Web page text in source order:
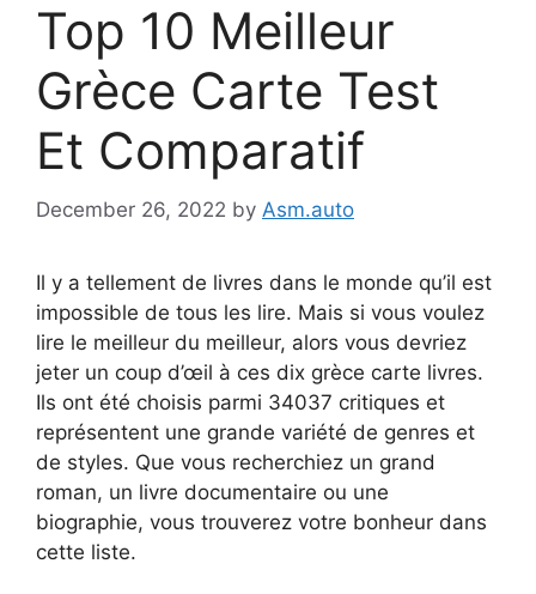
Top 10 Meilleur
Grèce Carte Test
Et Comparatif
December 26, 2022 by Asm.auto
Il y a tellement de livres dans le monde qu’il est
impossible de tous les lire. Mais si vous voulez
lire le meilleur du meilleur, alors vous devriez
jeter un coup d’œil à ces dix grèce carte livres.
Ils ont été choisis parmi 34037 critiques et
représentent une grande variété de genres et
de styles. Que vous recherchiez un grand
roman, un livre documentaire ou une
biographie, vous trouverez votre bonheur dans
cette liste.